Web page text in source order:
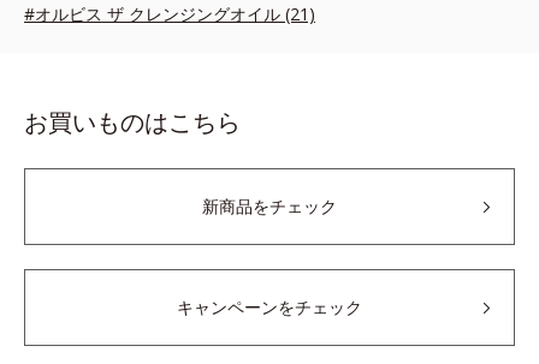
#オルビス ザ クレンジングオイル (21)
お買いものはこちら
新商品をチェック
キャンペーンをチェック